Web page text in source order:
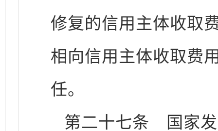
修复的信用主体收取
相向信用主体收取费
任。
第二十七条 国家发